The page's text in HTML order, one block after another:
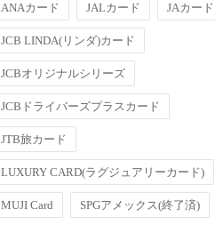
ANAカード JALカード JAカード
JCB LINDA(リンダ)カード
JCBオリジナルシリーズ
JCBドライバーズプラスカード
JTB旅カード
LUXURY CARD(ラグジュアリーカード)
MUJI Card SPGアメックス(終了済)